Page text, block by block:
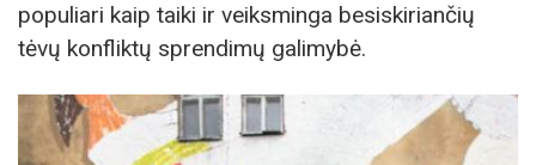
populiari kaip taiki ir veiksminga besiskiriančių
tėvų konfliktų sprendimų galimybė.